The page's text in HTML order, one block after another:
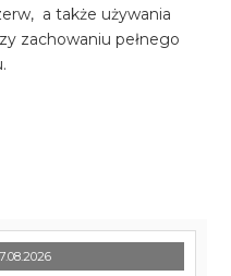
a także używania
zachowaniu pełnego